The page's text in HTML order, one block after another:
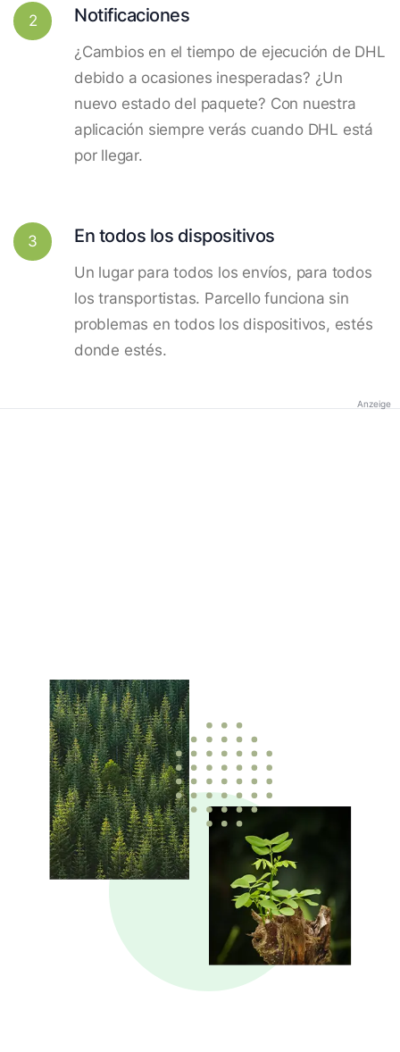
2 Notificaciones
¿Cambios en el tiempo de ejecución de DHL
debido a ocasiones inesperadas? ¿Un
nuevo estado del paquete? Con nuestra
aplicación siempre verás cuando DHL está
por llegar.
3 En todos los dispositivos
Un lugar para todos los envíos, para todos
los transportistas. Parcello funciona sin
problemas en todos los dispositivos, estés
donde estés.
Anzeige